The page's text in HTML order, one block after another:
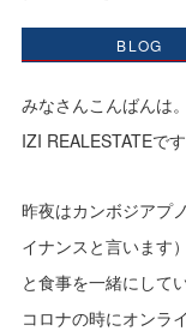
BLOG
みなさんこんばんは。
IZI REALESTATEです
昨夜はカンボジアプ
イナンスと言います
と食事を一緒にして
コロナの時にオンラ